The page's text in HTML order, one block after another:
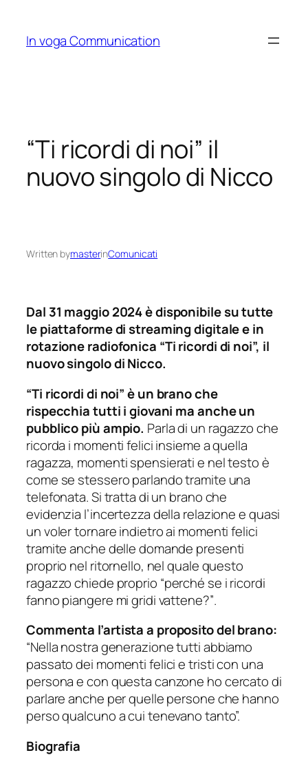
content
In voga Communication
“Ti ricordi di noi” il
nuovo singolo di Nicco
Written bymasterinComunicati
Dal 31 maggio 2024 è disponibile su tutte
le piattaforme di streaming digitale e in
rotazione radiofonica “Ti ricordi di noi”, il
nuovo singolo di Nicco.
“Ti ricordi di noi” è un brano che
rispecchia tutti i giovani ma anche un
pubblico più ampio. Parla di un ragazzo che
ricorda i momenti felici insieme a quella
ragazza, momenti spensierati e nel testo è
come se stessero parlando tramite una
telefonata. Si tratta di un brano che
evidenzia l’incertezza della relazione e quasi
un voler tornare indietro ai momenti felici
tramite anche delle domande presenti
proprio nel ritornello, nel quale questo
ragazzo chiede proprio “perché se i ricordi
fanno piangere mi gridi vattene?”.
Commenta l’artista a proposito del brano:
“Nella nostra generazione tutti abbiamo
passato dei momenti felici e tristi con una
persona e con questa canzone ho cercato di
parlare anche per quelle persone che hanno
perso qualcuno a cui tenevano tanto”.
Biografia